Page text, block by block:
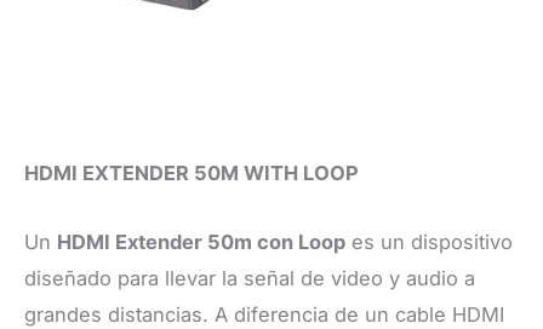
HDMI EXTENDER 50M WITH LOOP
Un HDMI Extender 50m con Loop es un dispositivo
diseñado para llevar la señal de video y audio a
grandes distancias. A diferencia de un cable HDMI